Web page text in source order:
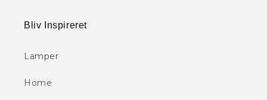
Bliv Inspireret
Lamper
Home